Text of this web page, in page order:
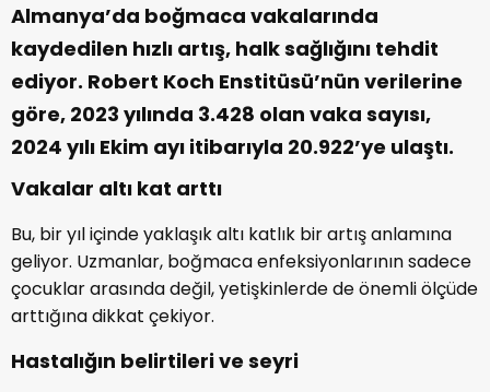
Almanya’da boğmaca vakalarında
kaydedilen hızlı artış, halk sağlığını tehdit
ediyor. Robert Koch Enstitüsü’nün verilerine
göre, 2023 yılında 3.428 olan vaka sayısı,
2024 yılı Ekim ayı itibarıyla 20.922’ye ulaştı.
Vakalar altı kat arttı
Bu, bir yıl içinde yaklaşık altı katlık bir artış anlamına
geliyor. Uzmanlar, boğmaca enfeksiyonlarının sadece
çocuklar arasında değil, yetişkinlerde de önemli ölçüde
arttığına dikkat çekiyor.
Hastalığın belirtileri ve seyri